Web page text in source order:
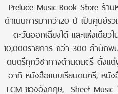
Prelude Music Book Store ร้า
ดำเนินการมากว่า20 ปี เป็นศูนย์รว
ตะวันออกเฉียงใต้ และแห่งเดียว
10,000รายการ กว่า 300 สำนัก
ดนตรีทุกวิชาทางด้านดนตรี ตั้งแ
อาทิ หนังสือแบบเรียนดนตรี, หนัง
LCM ของอังกฤษ, Sheet Music